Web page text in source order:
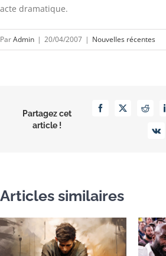
acte dramatique.
ParAdmin | 20/04/2007 | Nouvelles récentes
Partagez cet
article !
Facebook
X Reddit
Vk
Articles similaires